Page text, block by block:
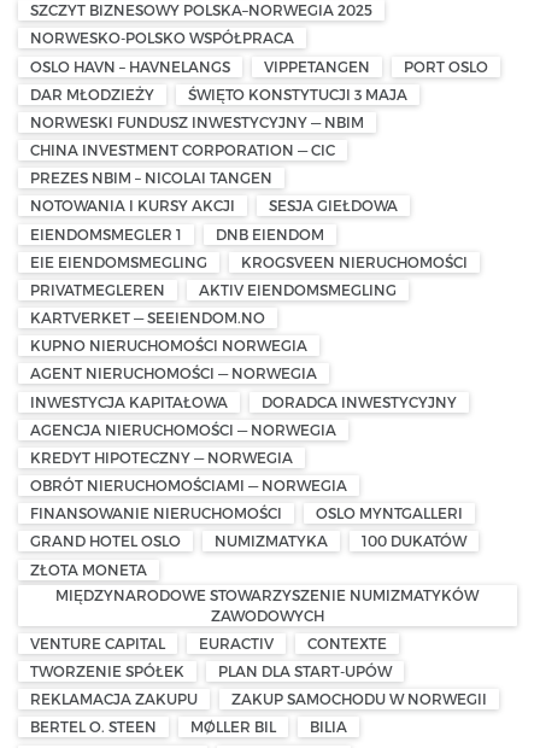
SZCZYT BIZNESOWY POLSKA–NORWEGIA 2025
NORWESKO-POLSKO WSPÓŁPRACA
OSLO HAVN – HAVNELANGS
VIPPETANGEN
PORT OSLO
DAR MŁODZIEŻY
ŚWIĘTO KONSTYTUCJI 3 MAJA
NORWESKI FUNDUSZ INWESTYCYJNY — NBIM
CHINA INVESTMENT CORPORATION — CIC
PREZES NBIM – NICOLAI TANGEN
NOTOWANIA I KURSY AKCJI
SESJA GIEŁDOWA
EIENDOMSMEGLER 1
DNB EIENDOM
EIE EIENDOMSMEGLING
KROGSVEEN NIERUCHOMOŚCI
PRIVATMEGLEREN
AKTIV EIENDOMSMEGLING
KARTVERKET — SEEIENDOM.NO
KUPNO NIERUCHOMOŚCI NORWEGIA
AGENT NIERUCHOMOŚCI — NORWEGIA
INWESTYCJA KAPITAŁOWA
DORADCA INWESTYCYJNY
AGENCJA NIERUCHOMOŚCI — NORWEGIA
KREDYT HIPOTECZNY — NORWEGIA
OBRÓT NIERUCHOMOŚCIAMI — NORWEGIA
FINANSOWANIE NIERUCHOMOŚCI
OSLO MYNTGALLERI
GRAND HOTEL OSLO
NUMIZMATYKA
100 DUKATÓW
ZŁOTA MONETA
MIĘDZYNARODOWE STOWARZYSZENIE NUMIZMATYKÓW
ZAWODOWYCH
VENTURE CAPITAL
EURACTIV
CONTEXTE
TWORZENIE SPÓŁEK
PLAN DLA START-UPÓW
REKLAMACJA ZAKUPU
ZAKUP SAMOCHODU W NORWEGII
BERTEL O. STEEN
MØLLER BIL
BILIA